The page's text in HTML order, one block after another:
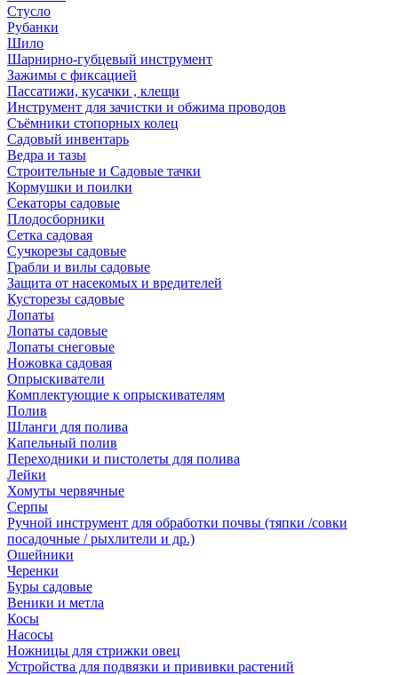
Стусло
Рубанки
Шило
Шарнирно-губцевый инструмент
Зажимы с фиксацией
Пассатижи, кусачки , клещи
Инструмент для зачистки и обжима проводов
Съёмники стопорных колец
Садовый инвентарь
Ведра и тазы
Строительные и Садовые тачки
Кормушки и поилки
Секаторы садовые
Плодосборники
Сетка садовая
Сучкорезы садовые
Грабли и вилы садовые
Защита от насекомых и вредителей
Кусторезы садовые
Лопаты
Лопаты садовые
Лопаты снеговые
Ножовка садовая
Опрыскиватели
Комплектующие к опрыскивателям
Полив
Шланги для полива
Капельный полив
Переходники и пистолеты для полива
Лейки
Хомуты червячные
Серпы
Ручной инструмент для обработки почвы (тяпки /совки
посадочные / рыхлители и др.)
Ошейники
Черенки
Буры садовые
Веники и метла
Косы
Насосы
Ножницы для стрижки овец
Устройства для подвязки и прививки растений